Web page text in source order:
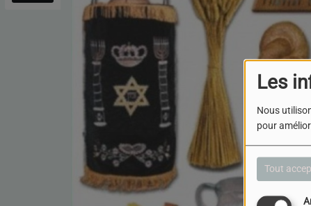
Les
Nous
pour
Tout